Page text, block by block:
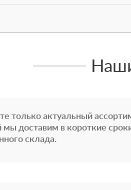
только актуальный
мы доставим в короткие
склада.